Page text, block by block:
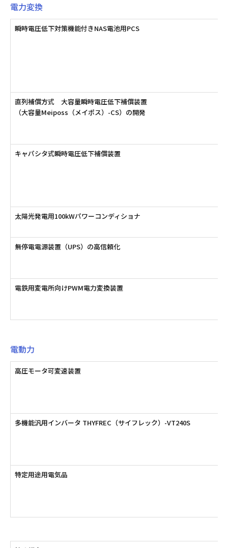
電力変換
瞬時電圧低下対策機能付きNAS電池用PCS
直列補償方式 大容量瞬時電圧低下補償装置
（大容量Meiposs（メイポス）-CS）の開発
キャパシタ式瞬時電圧低下補償装置
太陽光発電用100kWパワーコンディショナ
無停電電源装置（UPS）の高信頼化
電鉄用変電所向けPWM電力変換装置
電動力
高圧モータ可変速装置
多機能汎用インバータ THYFREC（サイフレック）-VT240S
特定用途用電気品